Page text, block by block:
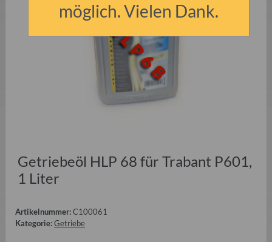
Getriebeöl HLP 68 für Trabant P601,
1 Liter
Artikelnummer:C100061
Kategorie:Getriebe
möglich. Vielen Dank.